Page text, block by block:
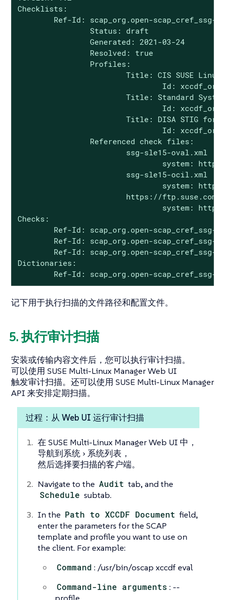
Checklists:
Ref-Id: scap_org.open-scap_cref_ssg-
                Status: draft
                Generated: 2021-03-24
                Resolved: true
                Profiles:
Title: CIS SUSE
Id:
Title: Standard
Id:
Title: DISA STIG for
Id:
                Referenced check files:
                        ssg-sle15-oval.xml
system:
                        ssg-sle15-ocil.xml
system:
https://
system:
Checks:
Ref-Id: scap_org.open-scap_cref_ssg-
Ref-Id: scap_org.open-scap_cref_ssg-
Ref-Id: scap_org.open-scap_cref_ssg-
Dictionaries:
Ref-Id: scap_org.open-scap_cref_ssg-
记下用于执行扫描的文件路径和配置文件。
5. 执行审计扫描
安装或传输内容文件后，您可以执行审计扫描。
可以使用 SUSE Multi-Linux Manager Web UI
触发审计扫描。还可以使用 SUSE Multi-Linux Manager
API 来安排定期扫描。
过程：从 Web UI 运行审计扫描
在 SUSE Multi-Linux Manager Web UI 中，
导航到系统 系统列表 ，
然后选择要扫描的客户端。
Navigate to the Audit tab, and the
Schedule subtab.
In the Path to XCCDF Document field,
enter the parameters for the SCAP
template and profile you want to use on
the client. For example:
Command : /usr/bin/oscap xccdf eval
Command-line arguments : --